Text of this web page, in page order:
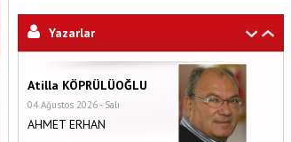
Yazarlar
Atilla KÖPRÜLÜOĞLU
04 Ağustos 2026 - Salı
AHMET ERHAN